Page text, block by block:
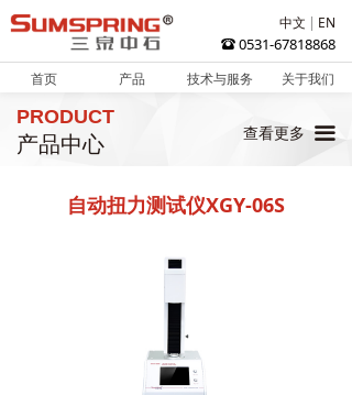
뀰 0531-67818868
中文 EN
首页 产品 技术与服务 关于我们
自动扭力测试仪XGY-06S
PRODUCT
产品中心 查看更多 끀